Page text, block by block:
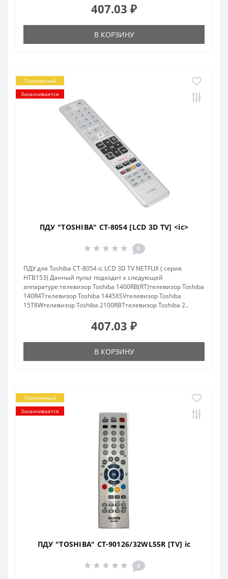
407.03 ₽
В КОРЗИНУ
Популярный
Заканчивается
ПДУ "TOSHIBA" CT-8054 [LCD 3D TV] <ic>
0
ПДУ для Toshiba CT-8054 ic LCD 3D TV NETFLIX ( серия
HTB153) Данный пульт подходит к следующей
аппаратуре:телевизор Toshiba 1400RB(RT)телевизор Toshiba
140R4Tтелевизор Toshiba 1445XSVтелевизор Toshiba
15T8Wтелевизор Toshiba 2100RBTтелевизор Toshiba 2..
407.03 ₽
В КОРЗИНУ
Популярный
Заканчивается
ПДУ "TOSHIBA" CT-90126/32WL55R [TV] ic
0